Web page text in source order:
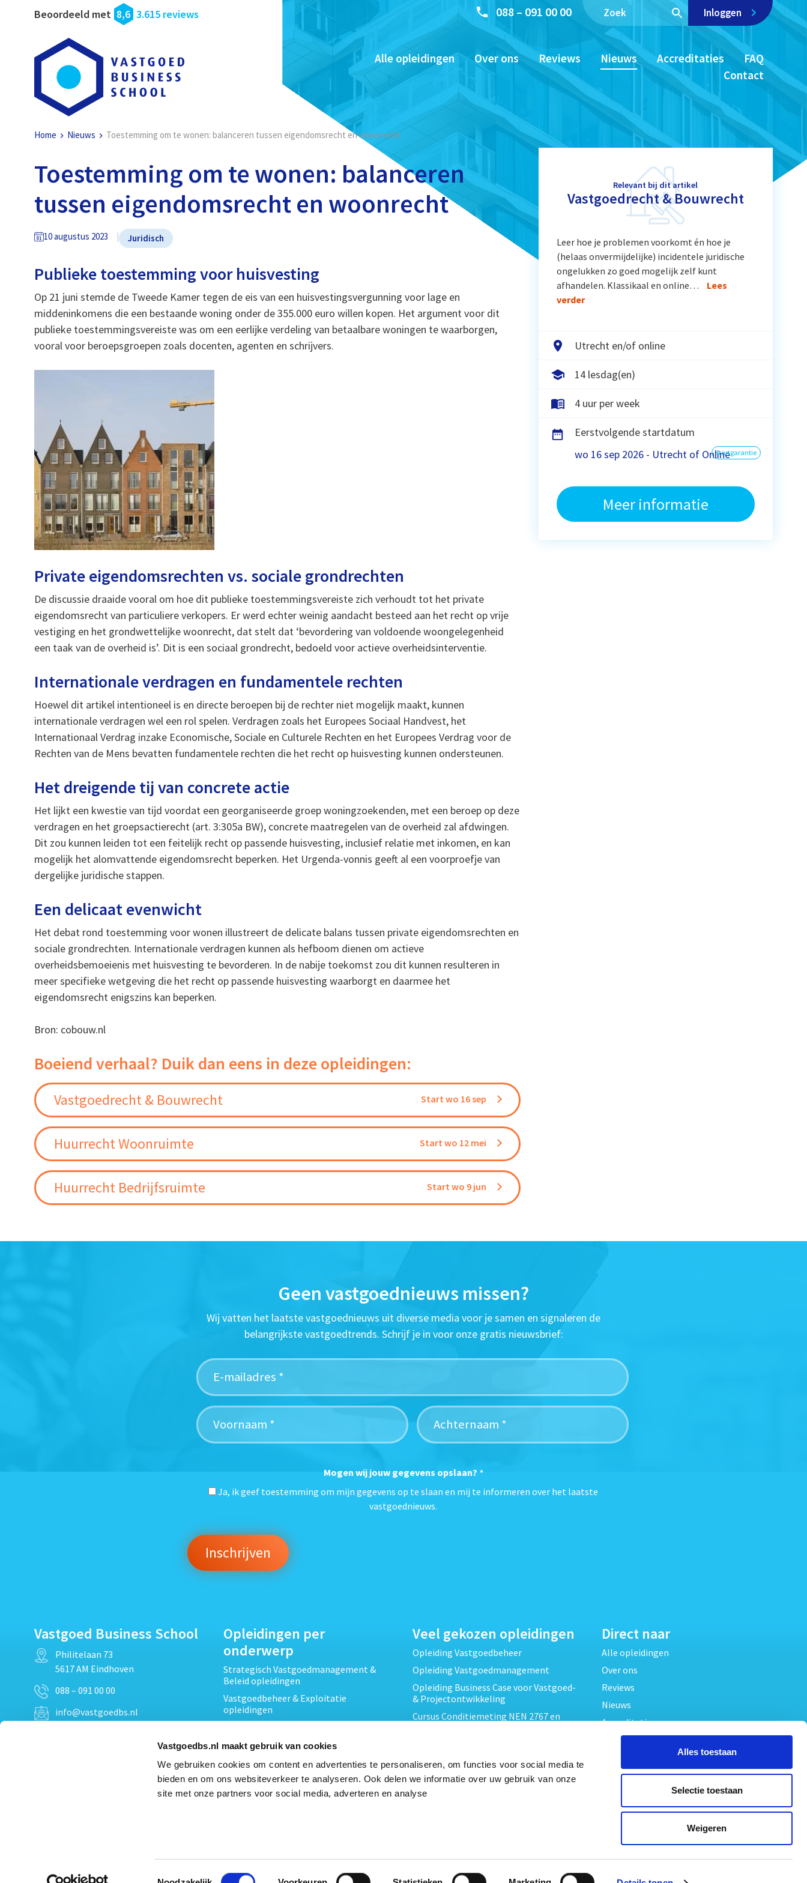
Vastgoedbs.nl maakt gebruik van cookies
We gebruiken cookies om content en advertenties te personaliseren, om functies voor social media te
bieden en om ons websiteverkeer te analyseren. Ook delen we informatie over uw gebruik van onze
site met onze partners voor social media, adverteren en analyse
Toestemmingsselectie
Alles toestaan
Selectie toestaan
Weigeren
Beoordeeld met 8,6 3.615 reviews 088 – 091 00 00 Inloggen
Alle opleidingen Over ons Reviews Nieuws Accreditaties
FAQ
Contact
Home Nieuws Toestemming om te wonen: balanceren tussen eigendomsrecht en woonrecht
Toestemming om te wonen: balanceren
tussen eigendomsrecht en woonrecht
10 augustus 2023 Juridisch
Publieke toestemming voor huisvesting
Op 21 juni stemde de Tweede Kamer tegen de eis van een huisvestingsvergunning voor lage en
middeninkomens die een bestaande woning onder de 355.000 euro willen kopen. Het argument voor dit
publieke toestemmingsvereiste was om een eerlijke verdeling van betaalbare woningen te waarborgen,
vooral voor beroepsgroepen zoals docenten, agenten en schrijvers.
Private eigendomsrechten vs. sociale grondrechten
De discussie draaide vooral om hoe dit publieke toestemmingsvereiste zich verhoudt tot het private
eigendomsrecht van particuliere verkopers. Er werd echter weinig aandacht besteed aan het recht op vrije
vestiging en het grondwettelijke woonrecht, dat stelt dat ‘bevordering van voldoende woongelegenheid
een taak van de overheid is’. Dit is een sociaal grondrecht, bedoeld voor actieve overheidsinterventie.
Internationale verdragen en fundamentele rechten
Hoewel dit artikel intentioneel is en directe beroepen bij de rechter niet mogelijk maakt, kunnen
internationale verdragen wel een rol spelen. Verdragen zoals het Europees Sociaal Handvest, het
Internationaal Verdrag inzake Economische, Sociale en Culturele Rechten en het Europees Verdrag voor de
Rechten van de Mens bevatten fundamentele rechten die het recht op huisvesting kunnen ondersteunen.
Het dreigende tij van concrete actie
Het lijkt een kwestie van tijd voordat een georganiseerde groep woningzoekenden, met een beroep op deze
verdragen en het groepsactierecht (art. 3:305a BW), concrete maatregelen van de overheid zal afdwingen.
Dit zou kunnen leiden tot een feitelijk recht op passende huisvesting, inclusief relatie met inkomen, en kan
mogelijk het alomvattende eigendomsrecht beperken. Het Urgenda-vonnis geeft al een voorproefje van
dergelijke juridische stappen.
Een delicaat evenwicht
Het debat rond toestemming voor wonen illustreert de delicate balans tussen private eigendomsrechten en
sociale grondrechten. Internationale verdragen kunnen als hefboom dienen om actieve
overheidsbemoeienis met huisvesting te bevorderen. In de nabije toekomst zou dit kunnen resulteren in
meer specifieke wetgeving die het recht op passende huisvesting waarborgt en daarmee het
eigendomsrecht enigszins kan beperken.
Bron: cobouw.nl
Boeiend verhaal? Duik dan eens in deze opleidingen:
Vastgoedrecht & Bouwrecht Start wo 16 sep
Huurrecht Woonruimte Start wo 12 mei
Huurrecht Bedrijfsruimte Start wo 9 jun
Relevant bij dit artikel
Vastgoedrecht & Bouwrecht
Leer hoe je problemen voorkomt én hoe je
(helaas onvermijdelijke) incidentele juridische
ongelukken zo goed mogelijk zelf kunt
afhandelen. Klassikaal en online…
Lees
verder
Utrecht en/of online
14 lesdag(en)
4 uur per week
Eerstvolgende startdatum
wo 16 sep 2026 - Utrecht of Onlinestartgarantie
Meer informatie
Geen vastgoednieuws missen?
Wij vatten het laatste vastgoednieuws uit diverse media voor je samen en signaleren de
belangrijkste vastgoedtrends. Schrijf je in voor onze gratis nieuwsbrief:
Mogen wij jouw gegevens opslaan? *
Ja, ik geef toestemming om mijn gegevens op te slaan en mij te informeren over het laatste
vastgoednieuws.
Vastgoed Business School
Philitelaan 73
5617 AM Eindhoven
088 – 091 00 00
info@vastgoedbs.nl
Opleidingen per
onderwerp
Strategisch Vastgoedmanagement &
Beleid opleidingen
Vastgoedbeheer & Exploitatie
opleidingen
Projectontwikkeling &
Techniek, Onderhoud & Inspectie
Opleidingen
Verduurzaming en Energieprestatie
Veel gekozen opleidingen
Opleiding Vastgoedbeheer
Opleiding Vastgoedmanagement
Opleiding Business Case voor Vastgoed-
& Projectontwikkeling
Cursus Conditiemeting NEN 2767 en
Cursus EP-W Basis Woningen
Opleiding Professioneel VvE-beheer
Opleiding Projectleider Vastgoed
Direct naar
Alle opleidingen
Over ons
Reviews
Nieuws
Accreditaties
Algemene voorwaarden
Privacy verklaring